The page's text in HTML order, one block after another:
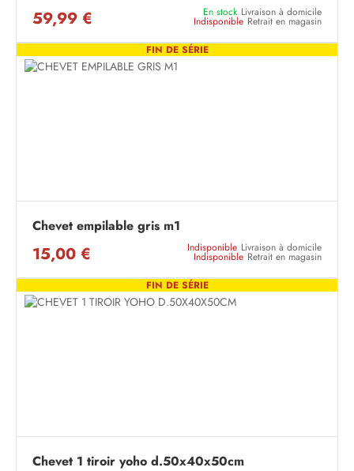
59,99 € En stock Livraison à domicile
Indisponible Retrait en magasin
FIN DE SÉRIE
Chevet empilable gris m1
15,00 € Indisponible Livraison à domicile
Indisponible Retrait en magasin
FIN DE SÉRIE
Chevet 1 tiroir yoho d.50x40x50cm